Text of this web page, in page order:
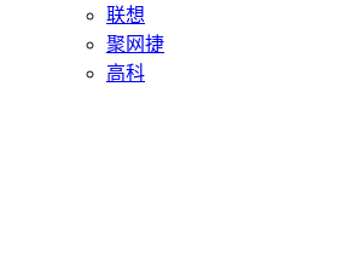
联想
聚网捷
高科